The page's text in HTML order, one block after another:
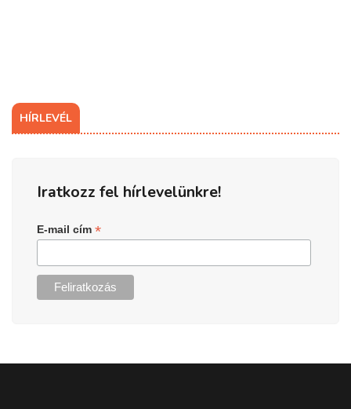
HÍRLEVÉL
Iratkozz fel hírlevelünkre!
E-mail cím*